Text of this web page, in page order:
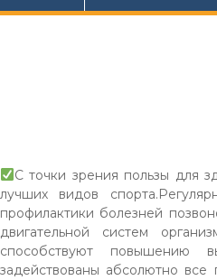
С точки зрения пользы для
лучших видов
профилактики болезней
двигательной систем
способствуют повышению
задействованы абсолютно